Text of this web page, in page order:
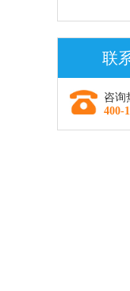
联
咨询
400-